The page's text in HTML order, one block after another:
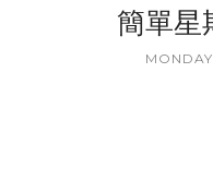
簡單星